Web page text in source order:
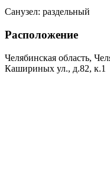
Санузел: раздельный
Расположение
Челябинская область,
Кашириных ул., д.82, к.1